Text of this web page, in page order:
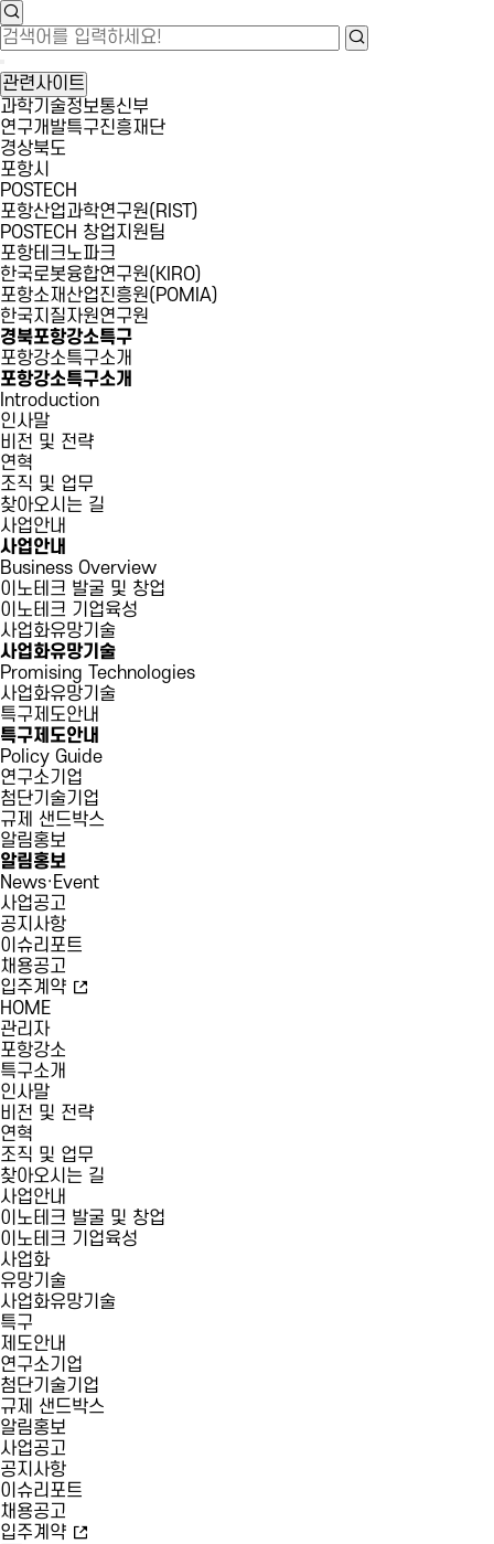
관련사이트
과학기술정보통신부
연구개발특구진흥재단
경상북도
포항시
POSTECH
포항산업과학연구원(RIST)
POSTECH 창업지원팀
포항테크노파크
한국로봇융합연구원(KIRO)
포항소재산업진흥원(POMIA)
한국지질자원연구원
경북포항강소특구
포항강소특구소개
포항강소특구소개
Introduction
인사말
비전 및 전략
연혁
조직 및 업무
찾아오시는 길
사업안내
사업안내
Business Overview
이노테크 발굴 및 창업
이노테크 기업육성
사업화유망기술
사업화유망기술
Promising Technologies
사업화유망기술
특구제도안내
특구제도안내
Policy Guide
연구소기업
첨단기술기업
규제 샌드박스
알림홍보
알림홍보
News·Event
사업공고
공지사항
이슈리포트
채용공고
입주계약
HOME
관리자
포항강소
특구소개
인사말
비전 및 전략
연혁
조직 및 업무
찾아오시는 길
사업안내
이노테크 발굴 및 창업
이노테크 기업육성
사업화
유망기술
사업화유망기술
특구
제도안내
연구소기업
첨단기술기업
규제 샌드박스
알림홍보
사업공고
공지사항
이슈리포트
채용공고
입주계약